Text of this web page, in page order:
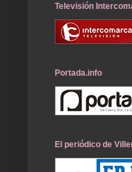
Televisión
Portada.info
El periódico de